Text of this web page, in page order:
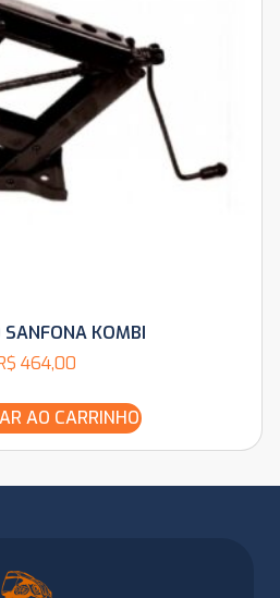
KOMBI
464,00
AO CARRINHO